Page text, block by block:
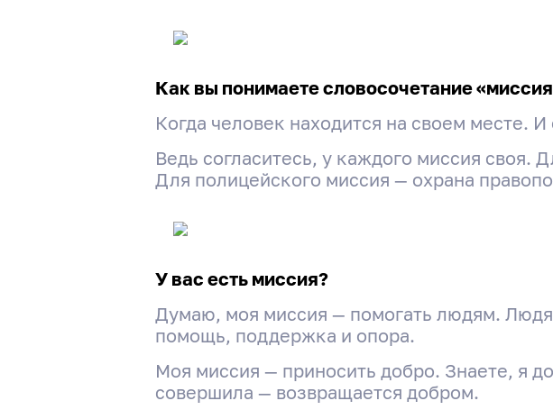
Как вы понимаете словосочетание
Когда человек находится на своем месте.
Ведь согласитесь, у каждого миссия своя.
Для полицейского миссия — охрана
У вас есть миссия?
Думаю, моя миссия — помогать людям.
помощь, поддержка и опора.
Моя миссия — приносить добро. Знаете, я
совершила — возвращается добром.